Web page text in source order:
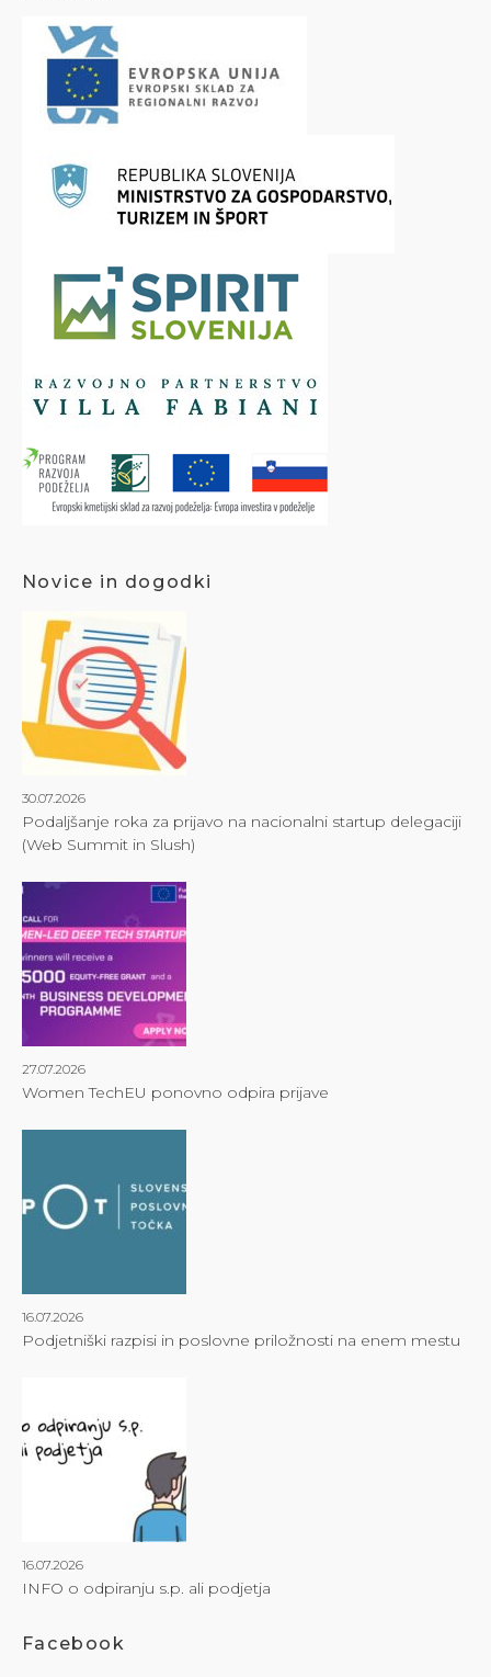
Novice in dogodki
30.07.2026
Podaljšanje roka za prijavo na nacionalni startup delegaciji
(Web Summit in Slush)
27.07.2026
Women TechEU ponovno odpira prijave
16.07.2026
Podjetniški razpisi in poslovne priložnosti na enem mestu
16.07.2026
INFO o odpiranju s.p. ali podjetja
Facebook